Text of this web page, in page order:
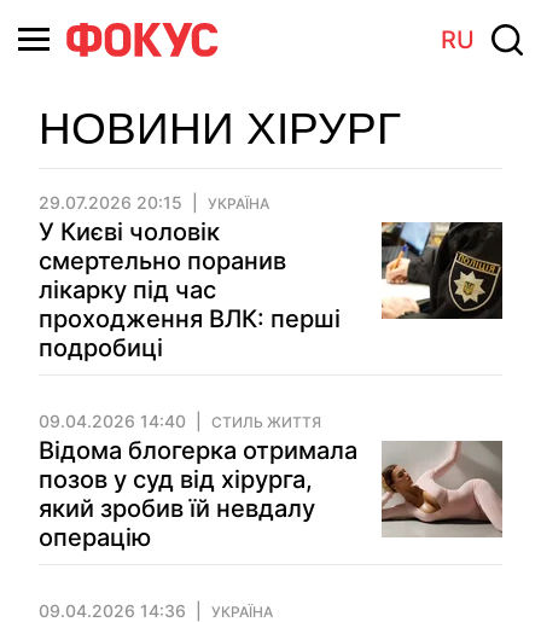
RU
НОВИНИ ХІРУРГ
29.07.2026 20:15 УКРАЇНА
У Києві чоловік
смертельно поранив
лікарку під час
проходження ВЛК: перші
подробиці
09.04.2026 14:40 СТИЛЬ ЖИТТЯ
Відома блогерка отримала
позов у суд від хірурга,
який зробив їй невдалу
операцію
09.04.2026 14:36 УКРАЇНА